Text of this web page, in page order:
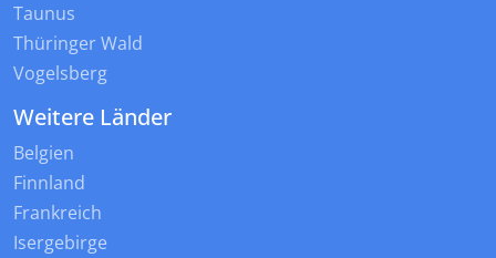
Taunus
Thüringer Wald
Vogelsberg
Weitere Länder
Belgien
Finnland
Frankreich
Isergebirge